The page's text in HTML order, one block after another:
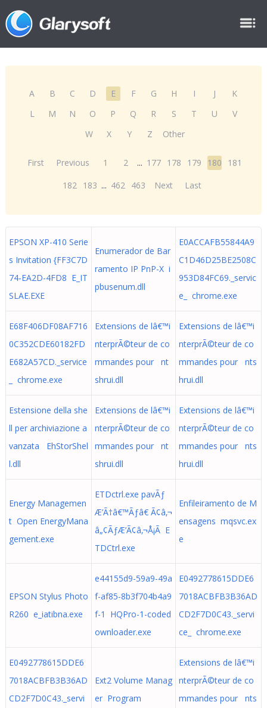
A B C D E F G H I J
K
L
M N O P Q R S T U
V
W
X Y Z Other
First Previous 1 2 ... 177 178 179 180
181
182 183 ... 462 463 Next Last
EPSON XP-410 Serie
s Invitation {FF3C7D
74-EA2D-4FD8 E_IT
SLAE.EXE
Enumerador de Bar
ramento IP PnP-X i
pbusenum.dll
E0ACCAFB55844A9
C1D46D25BE2508C
953D84FC69._servic
e_ chrome.exe
E68F406DF08AF716
0C352CDE60182FD
E682A57CD._service
_ chrome.exe
Extensions de lâ€™i
nterprÃ©teur de co
mmandes pour nt
shrui.dll
Extensions de lâ€™i
nterprÃ©teur de co
mmandes pour nts
hrui.dll
Estensione della she
ll per archiviazione a
vanzata EhStorShel
l.dll
Extensions de lâ€™i
nterprÃ©teur de co
mmandes pour nt
shrui.dll
Extensions de lâ€™i
nterprÃ©teur de co
mmandes pour nts
hrui.dll
Energy Managemen
t Open EnergyMana
gement.exe
ETDctrl.exe pavÃƒ
Æ’Ã†â€™Ãƒâ€ Ã¢â‚¬
â„¢ÃƒÆ’Ã¢â‚¬Å¡Ã E
TDCtrl.exe
Enfileiramento de M
ensagens mqsvc.ex
e
EPSON Stylus Photo
R260 e_iatibna.exe
e44155d9-59a9-49a
f-af85-8b3f704b4a9
f-1 HQPro-1-coded
ownloader.exe
E0492778615DDE6
7018ACBFB3B36AD
CD2F7D0C43._servi
ce_ chrome.exe
E0492778615DDE6
7018ACBFB3B36AD
CD2F7D0C43._servi
Ext2 Volume Manag
er Program
Extensions de lâ€™i
nterprÃ©teur de co
mmandes pour nts